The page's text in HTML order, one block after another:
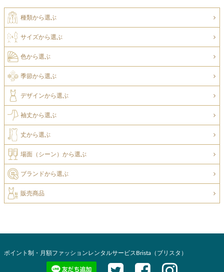
種類から選ぶ
サイズから選ぶ
色から選ぶ
季節から選ぶ
デザインから選ぶ
袖丈から選ぶ
丈から選ぶ
場面（シーン）から選ぶ
ブランドから選ぶ
販売商品
ポイント制・月額ファッションレンタルサービスBrista（ブリスタ）